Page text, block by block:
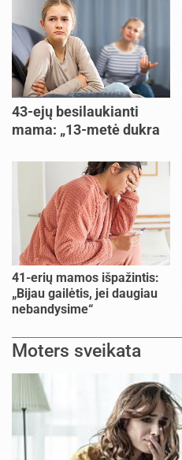
43-ejų besilaukianti
mama: „13-metė dukra
41-erių mamos išpažintis:
„Bijau gailėtis, jei daugiau
nebandysime“
Moters sveikata